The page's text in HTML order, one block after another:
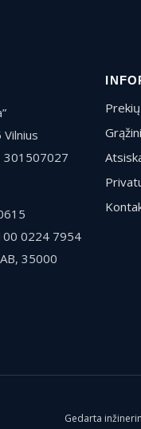
Vilnius
301507027
0224 7954
35000
Gedarta